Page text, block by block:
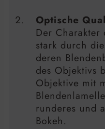
Optische
Der Charakter
stark durch
deren
des Objektivs
Objektive mit
runderes und
Bokeh.